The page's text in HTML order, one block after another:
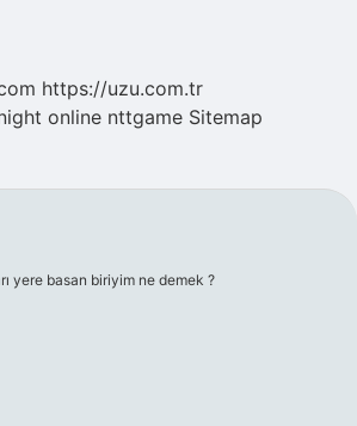
https://uzu.com.tr
online nttgame Sitemap
yere basan biriyim ne demek ?